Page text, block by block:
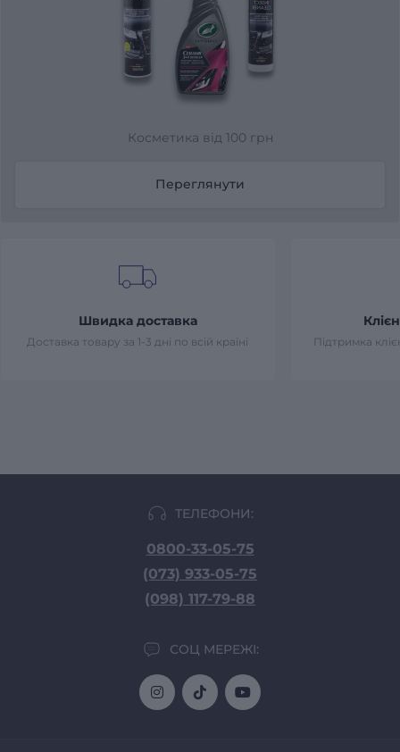
Косметика від 100 грн
Переглянути
Швидка доставка
Доставка товару за 1-3 дні по всій країні Підтримка
ТЕЛЕФОНИ:
0800-33-05-75
(073) 933-05-75
(098) 117-79-88
СОЦ МЕРЕЖІ: